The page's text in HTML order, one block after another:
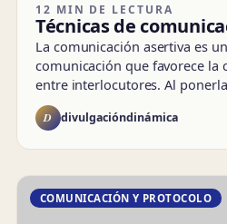
12 MIN DE LECTURA
Técnicas de
La comunicación asertiva es
comunicación que favorece la
entre interlocutores. Al
D divulgacióndinámica
COMUNICACIÓN Y PROTOCOLO